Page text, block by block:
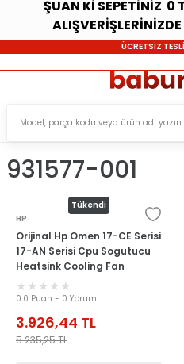
ŞUAN Kİ SEPETİNİZ 0
ÜCRETSİZ
931577-001
Tükendi
HP
Orijinal Hp Omen 17-CE Serisi
17-AN Serisi Cpu Sogutucu
Heatsink Cooling Fan
0.0 Puan - 0 Yorum
3.926,44 TL
5.235,25TL